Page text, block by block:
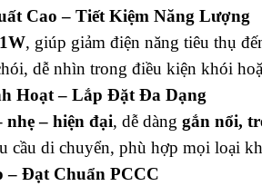
Cao – Tiết Kiệm Năng Lượng
, giúp giảm điện năng tiêu thụ
dễ nhìn trong điều kiện khói
Hoạt – Lắp Đặt Đa Dạng
nhẹ – hiện đại, dễ dàng gắn nổi,
cầu di chuyển, phù hợp mọi loại
– Đạt Chuẩn PCCC